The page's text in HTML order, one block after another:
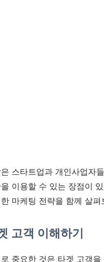
스타트업과 개인사업자
이용할 수 있는 장점이
마케팅 전략을 함께 살펴
고객 이해하기
중요한 것은 타겟 고객